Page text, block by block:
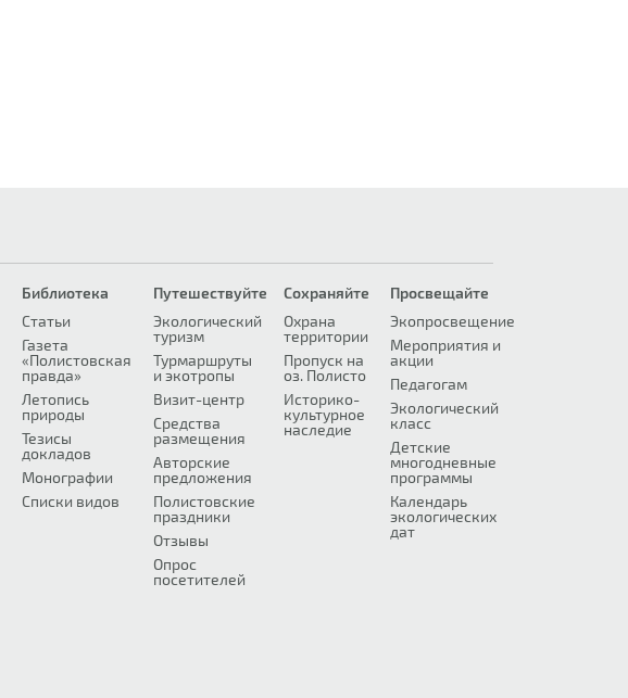
Библиотека
Статьи
Газета
«Полистовская
правда»
Летопись
природы
Тезисы
докладов
Монографии
Списки видов
Путешествуйте
Экологический
туризм
Турмаршруты
и экотропы
Визит-центр
Средства
размещения
Авторские
предложения
Полистовские
праздники
Отзывы
Опрос
посетителей
Сохраняйте
Охрана
территории
Пропуск на
оз. Полисто
Историко-
культурное
наследие
Просвещайте
Экопросвещение
Мероприятия и
акции
Педагогам
Экологический
класс
Детские
многодневные
программы
Календарь
экологических
дат